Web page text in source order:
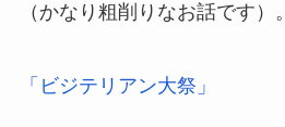
（かなり粗削りなお話です）。
「ビジテリアン大祭」